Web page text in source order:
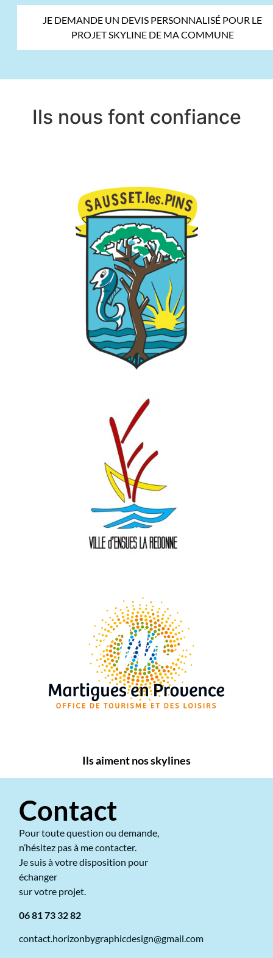
JE DEMANDE UN DEVIS PERSONNALISÉ POUR LE
PROJET SKYLINE DE MA COMMUNE
Ils nous font confiance
Ils aiment nos skylines
Contact
Pour toute question ou demande,
n’hésitez pas à me contacter.
Je suis à votre disposition pour
échanger
sur votre projet.
06 81 73 32 82
contact.horizonbygraphicdesign@gmail.com